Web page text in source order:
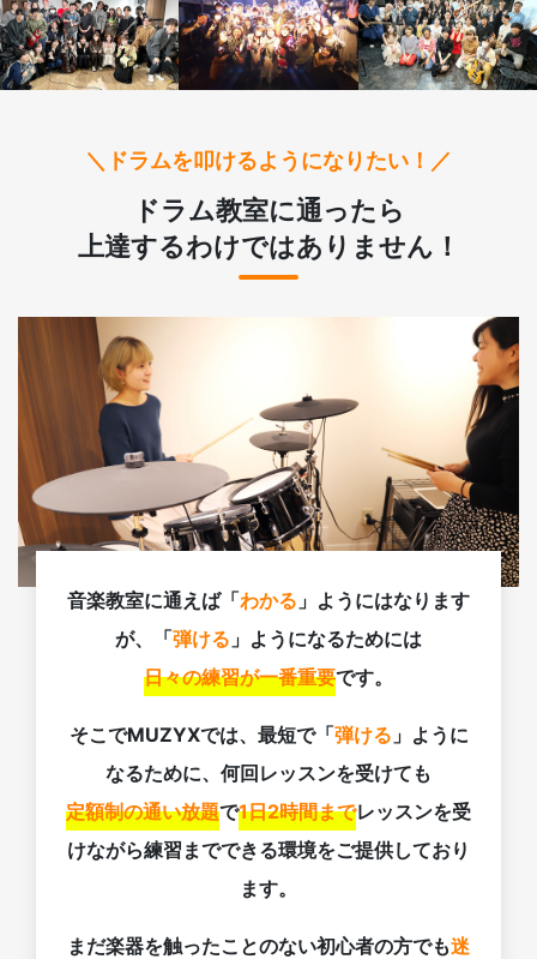
＼ドラムを叩けるようになりたい！／
ドラム教室に通ったら
上達するわけではありません！
音楽教室に通えば「わかる 」ようにはなります
が、「弾ける 」ようになるためには
日々の練習が一番重要です。
そこでMUZYXでは、最短で「弾ける 」ように
なるために、何回レッスンを受けても
定額制の通い放題で1日2時間までレッスンを受
けながら練習までできる環境をご提供しており
ます。
まだ楽器を触ったことのない初心者の方でも迷